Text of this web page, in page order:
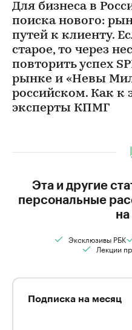
Для бизнеса в
поиска нового:
путей к клиенту.
старое, то через
повторить успех
рынке и «Невы
российском. Как к
эксперты КПМГ
Эта и другие
персональные
Эксклюзивы РБК
Лекции
Подписка на месяц